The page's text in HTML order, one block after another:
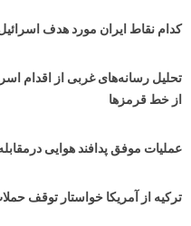
کدام نقاط ایران مورد هدف
تحلیل رسانه‌های غربی از اقدام
از خط قرمزها
عملیات موفق پدافند هوایی
ترکیه از آمریکا خواستار توقف